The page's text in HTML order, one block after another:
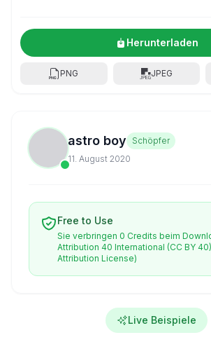
Herunterladen
PNG JPEG
astro boy
Schöpfer
11. August 2020
Free to Use
Sie verbringen 0 Credits beim
Attribution 40 International (CC BY 40)
Attribution License)
Live Beispiele